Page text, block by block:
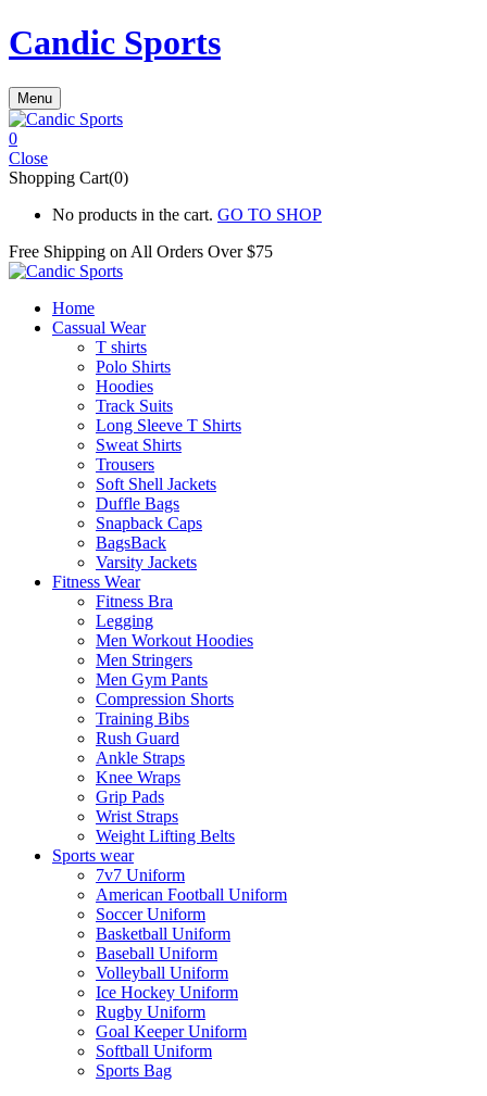
Candic Sports
Menu
0
Close
Shopping Cart(0)
No products in the cart. GO TO SHOP
Free Shipping on All Orders Over $75
Home
Cassual Wear
T shirts
Polo Shirts
Hoodies
Track Suits
Long Sleeve T Shirts
Sweat Shirts
Trousers
Soft Shell Jackets
Duffle Bags
Snapback Caps
BagsBack
Varsity Jackets
Fitness Wear
Fitness Bra
Legging
Men Workout Hoodies
Men Stringers
Men Gym Pants
Compression Shorts
Training Bibs
Rush Guard
Ankle Straps
Knee Wraps
Grip Pads
Wrist Straps
Weight Lifting Belts
Sports wear
7v7 Uniform
American Football Uniform
Soccer Uniform
Basketball Uniform
Baseball Uniform
Volleyball Uniform
Ice Hockey Uniform
Rugby Uniform
Goal Keeper Uniform
Softball Uniform
Sports Bag